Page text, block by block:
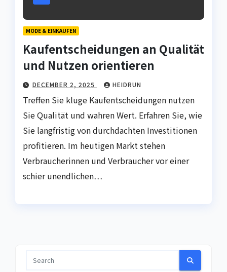
MODE & EINKAUFEN
Kaufentscheidungen an Qualität
und Nutzen orientieren
DECEMBER 2, 2025 HEIDRUN
Treffen Sie kluge Kaufentscheidungen nutzen
Sie Qualität und wahren Wert. Erfahren Sie, wie
Sie langfristig von durchdachten Investitionen
profitieren. Im heutigen Markt stehen
Verbraucherinnen und Verbraucher vor einer
schier unendlichen…